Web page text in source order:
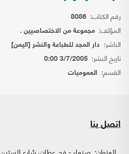
رقم الكتاب: 8086
المؤلف: مجموعة من الاختصاصيين .
الناشر: دار المجد للطباعة والنشر [اليمن]
تاريخ النشر: 3/7/2005 0:00
القسم: العموميات
اتصل بنا